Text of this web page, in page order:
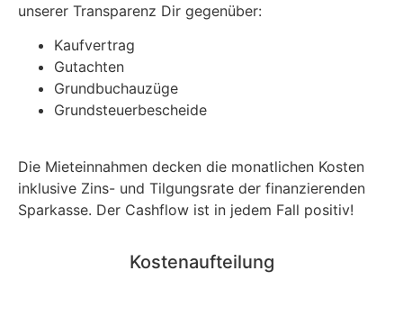
unserer Transparenz Dir gegenüber:
Kaufvertrag
Gutachten
Grundbuchauzüge
Grundsteuerbescheide
Die Mieteinnahmen decken die monatlichen Kosten
inklusive Zins- und Tilgungsrate der finanzierenden
Sparkasse. Der Cashflow ist in jedem Fall positiv!
Kostenaufteilung